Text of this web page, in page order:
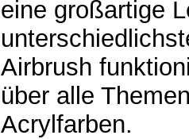
eine großartige
Airbrush
über alle
Acrylfarben.